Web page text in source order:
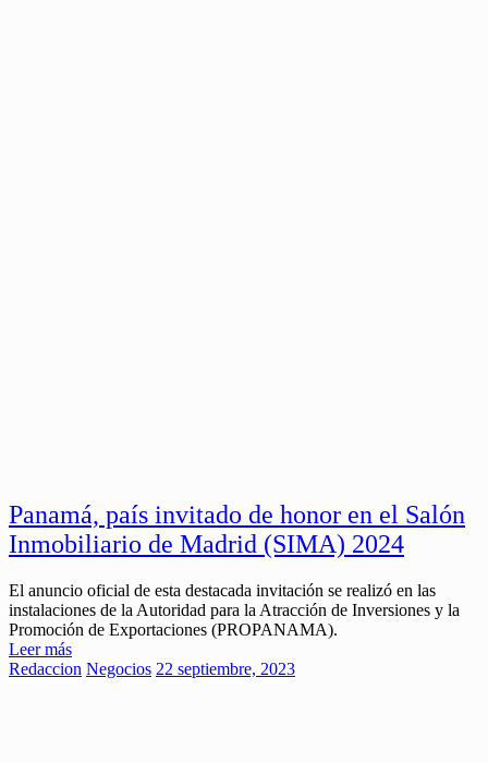
Panamá, país invitado de honor en el Salón
Inmobiliario de Madrid (SIMA) 2024
El anuncio oficial de esta destacada invitación se realizó en las
instalaciones de la Autoridad para la Atracción de Inversiones y la
Promoción de Exportaciones (PROPANAMA).
Leer más
Redaccion Negocios 22 septiembre, 2023